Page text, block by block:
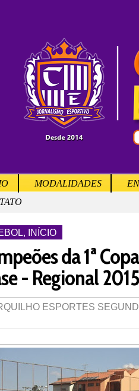
MODALIDADES
, INÍCIO
da 1ª
- Regional
ESPORTES